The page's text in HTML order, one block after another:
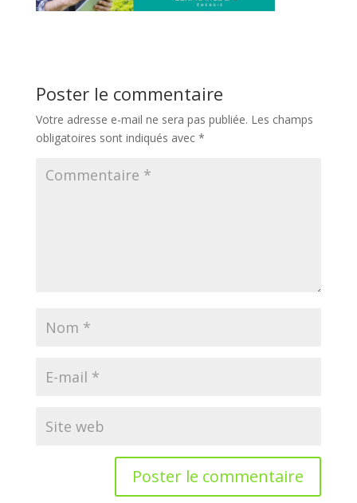
Poster le commentaire
Votre adresse e-mail ne sera pas publiée. Les champs
obligatoires sont indiqués avec *